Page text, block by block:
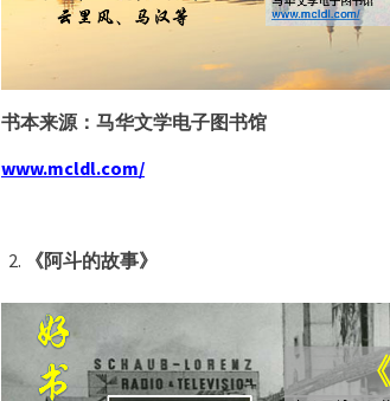
书本来源：马华文学电子图书馆
www.mcldl.com/
《阿斗的故事》